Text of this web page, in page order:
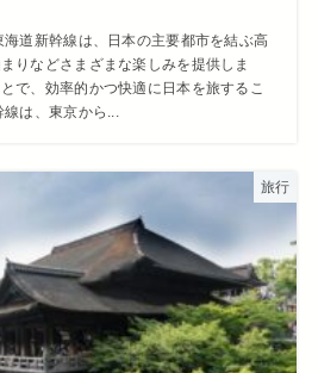
道新幹線は、日本の主要都市を結ぶ高
りなどさまざまな楽しみを提供しま
で、効率的かつ快適に日本を旅するこ
は、東京から...
旅行